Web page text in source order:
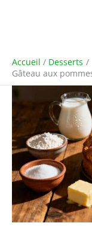
Accueil
Desserts
Gâteau aux